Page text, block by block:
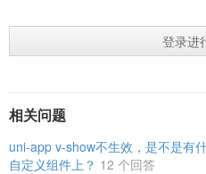
登录进
相关问题
uni-app v-show不生效，是不是有
自定义组件上？ 12 个回答